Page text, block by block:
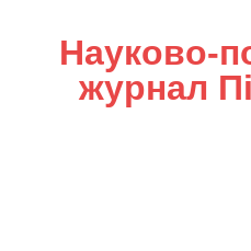
Науково-
журнал